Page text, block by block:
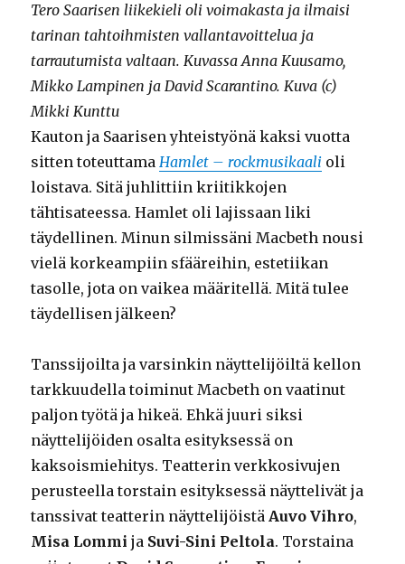
Tero Saarisen liikekieli oli voimakasta ja ilmaisi
tarinan tahtoihmisten vallantavoittelua ja
tarrautumista valtaan. Kuvassa Anna Kuusamo,
Mikko Lampinen ja David Scarantino. Kuva (c)
Mikki Kunttu
Kauton ja Saarisen yhteistyönä kaksi vuotta
sitten toteuttamaHamlet – rockmusikaali oli
loistava. Sitä juhlittiin kriitikkojen
tähtisateessa. Hamlet oli lajissaan liki
täydellinen. Minun silmissäni Macbeth nousi
vielä korkeampiin sfääreihin, estetiikan
tasolle, jota on vaikea määritellä. Mitä tulee
täydellisen jälkeen?
Tanssijoilta ja varsinkin näyttelijöiltä kellon
tarkkuudella toiminut Macbeth on vaatinut
paljon työtä ja hikeä. Ehkä juuri siksi
näyttelijöiden osalta esityksessä on
kaksoismiehitys. Teatterin verkkosivujen
perusteella torstain esityksessä näyttelivät ja
tanssivat teatterin näyttelijöistäAuvo Vihro,
Misa Lommi ja Suvi-Sini Peltola. Torstaina